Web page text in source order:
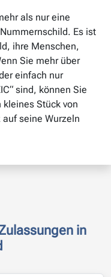
als nur eine
Es ist
ihre Menschen,
Sie mehr über
einfach nur
sind, können Sie
Stück von
seine Wurzeln
in